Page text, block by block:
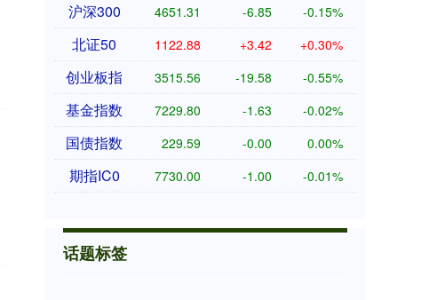
沪深300 4651.31 -6.85 -0.15%
北证50 1122.88 +3.42 +0.30%
创业板指 3515.56 -19.58 -0.55%
基金指数 7229.80 -1.63 -0.02%
国债指数 229.59 -0.00 0.00%
期指IC0 7730.00 -1.00 -0.01%
话题标签